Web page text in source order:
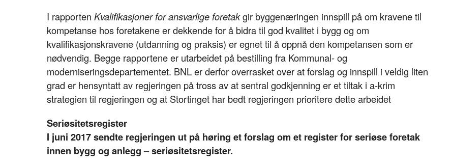
I rapporten Kvalifikasjoner for ansvarlige foretakgir byggenæringen innspill på om kravene til
kompetanse hos foretakene er dekkende for å bidra til god kvalitet i bygg og om
kvalifikasjonskravene (utdanning og praksis) er egnet til å oppnå den kompetansen som er
nødvendig. Begge rapportene er utarbeidet på bestilling fra Kommunal- og
moderniseringsdepartementet. BNL er derfor overrasket over at forslag og innspill i veldig liten
grad er hensyntatt av regjeringen på tross av at sentral godkjenning er et tiltak i a-krim
strategien til regjeringen og at Stortinget har bedt regjeringen prioritere dette arbeidet
Seriøsitetsregister
I juni 2017 sendte regjeringen ut på høring et forslag om et register for seriøse foretak
innen bygg og anlegg – seriøsitetsregister.